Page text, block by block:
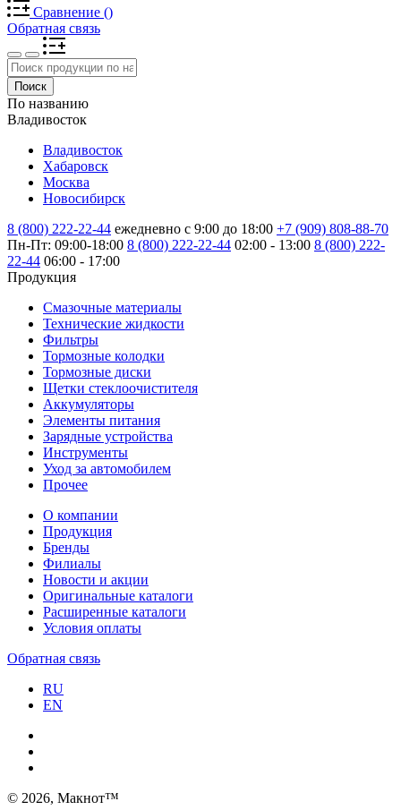
Сравнение ()
Обратная связь
Поиск
По названию
Владивосток
Владивосток
Хабаровск
Москва
Новосибирск
8 (800) 222-22-44 ежедневно с 9:00 до 18:00 +7 (909) 808-88-70
Пн-Пт: 09:00-18:00 8 (800) 222-22-44 02:00 - 13:00 8 (800) 222-
22-44 06:00 - 17:00
Продукция
Смазочные материалы
Технические жидкости
Фильтры
Тормозные колодки
Тормозные диски
Щетки стеклоочистителя
Аккумуляторы
Элементы питания
Зарядные устройства
Инструменты
Уход за автомобилем
Прочее
О компании
Продукция
Бренды
Филиалы
Новости и акции
Оригинальные каталоги
Расширенные каталоги
Условия оплаты
Обратная связь
RU
EN
© 2026, Макнот™